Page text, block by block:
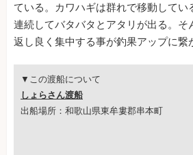
ている。カワハギは群れで移動してい
連続してバタバタとアタリが出る。そ
返し良く集中する事が釣果アップに繋
▼この渡船について
しょらさん渡船
出船場所：和歌山県東牟婁郡串本町